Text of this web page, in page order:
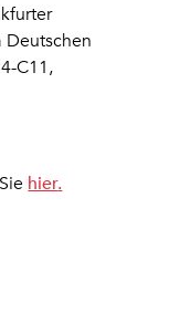
Deutschen
C11,
hier.